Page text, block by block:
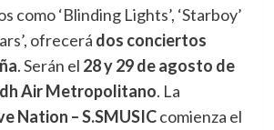
como ‘Blinding Lights’, ‘Starboy’
ofrecerá dos conciertos
. Serán el 28 y 29 de agosto de
Air Metropolitano. La
Nation – S.SMUSICcomienza el